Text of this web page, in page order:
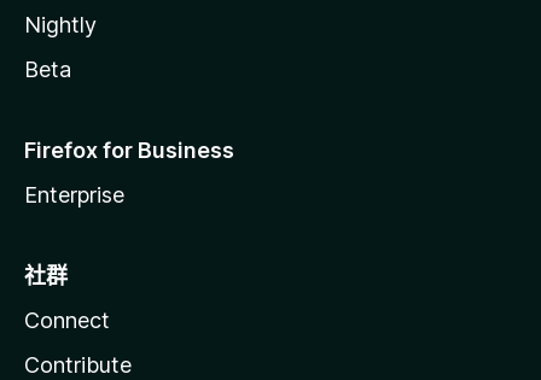
Nightly
Beta
Firefox for Business
Enterprise
社群
Connect
Contribute